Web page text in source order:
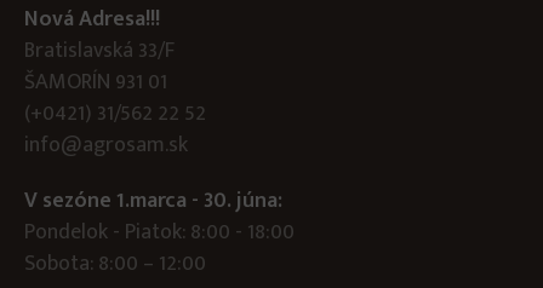
Nová Adresa!!!
Bratislavská 33/F
ŠAMORÍN 931 01
(+0421) 31/562 22 52
info@agrosam.sk
V sezóne 1.marca - 30. júna:
Pondelok - Piatok: 8:00 - 18:00
Sobota: 8:00 – 12:00